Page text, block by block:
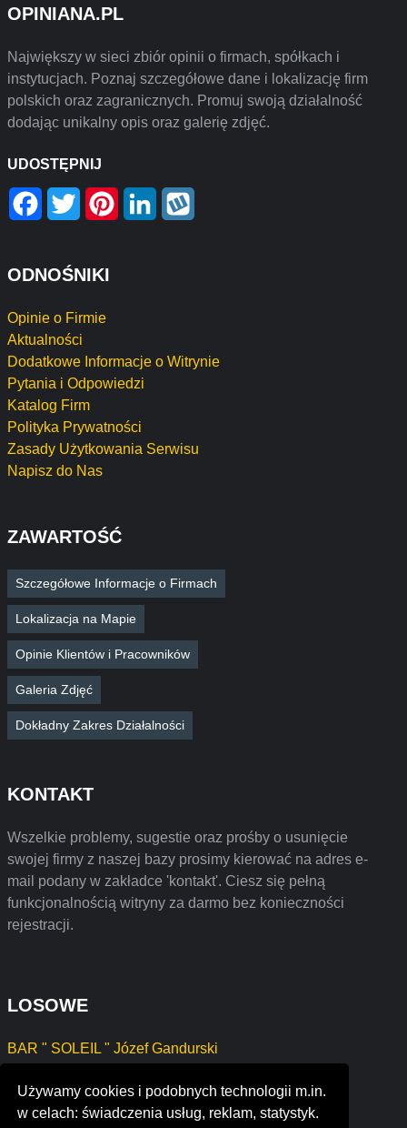
Używamy cookies i podobnych technologii m.in.
w celach: świadczenia usług, reklam, statystyk.
OPINIANA.PL
Największy w sieci zbiór opinii o firmach, spółkach i
instytucjach. Poznaj szczegółowe dane i lokalizację firm
polskich oraz zagranicznych. Promuj swoją działalność
dodając unikalny opis oraz galerię zdjęć.
UDOSTĘPNIJ
Facebook
Twitter PinterestLinkedIn
ODNOŚNIKI
Opinie o Firmie
Aktualności
Dodatkowe Informacje o Witrynie
Pytania i Odpowiedzi
Katalog Firm
Polityka Prywatności
Zasady Użytkowania Serwisu
Napisz do Nas
ZAWARTOŚĆ
Szczegółowe Informacje o Firmach
Lokalizacja na Mapie
Opinie Klientów i Pracowników
Galeria Zdjęć
Dokładny Zakres Działalności
KONTAKT
Wszelkie problemy, sugestie oraz prośby o usunięcie
swojej firmy z naszej bazy prosimy kierować na adres e-
mail podany w zakładce 'kontakt'. Ciesz się pełną
funkcjonalnością witryny za darmo bez konieczności
rejestracji.
LOSOWE
BAR " SOLEIL " Józef Gandurski
ewatchmen electronic security systems
echromatics communication arts